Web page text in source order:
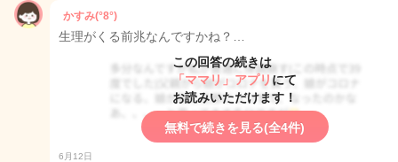
かすみ(°8°)
生理がくる前兆なんですかね？…
この回答の続きは
「ママリ」アプリ にて
お読みいただけます！
無料で続きを見る(全4件)
6月12日